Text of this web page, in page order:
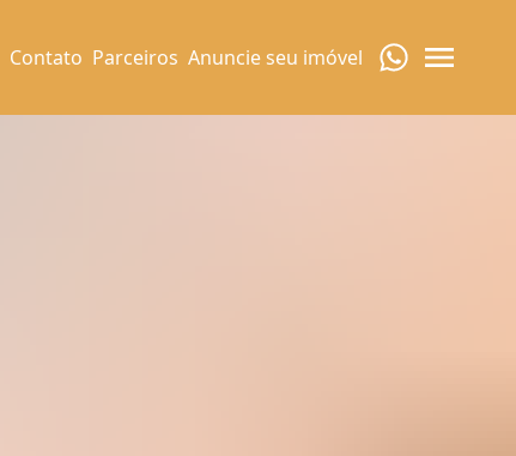
Contato Parceiros Anuncie seu imóvel